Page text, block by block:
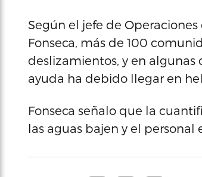
Según el jefe de
Fonseca, más de 100
deslizamientos, y en algunas
ayuda ha debido llegar en
Fonseca señalo que la
las aguas bajen y el personal